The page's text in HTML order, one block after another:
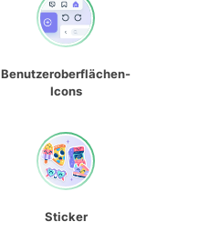
Benutzeroberflächen-
Icons
Sticker